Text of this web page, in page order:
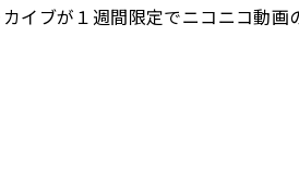
イブが１週間限定でニコニコ動画